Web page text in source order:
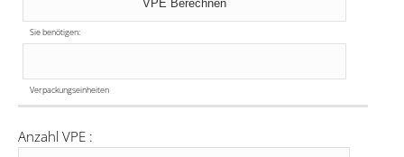
Sie benötigen:
Verpackungseinheiten
Anzahl VPE :